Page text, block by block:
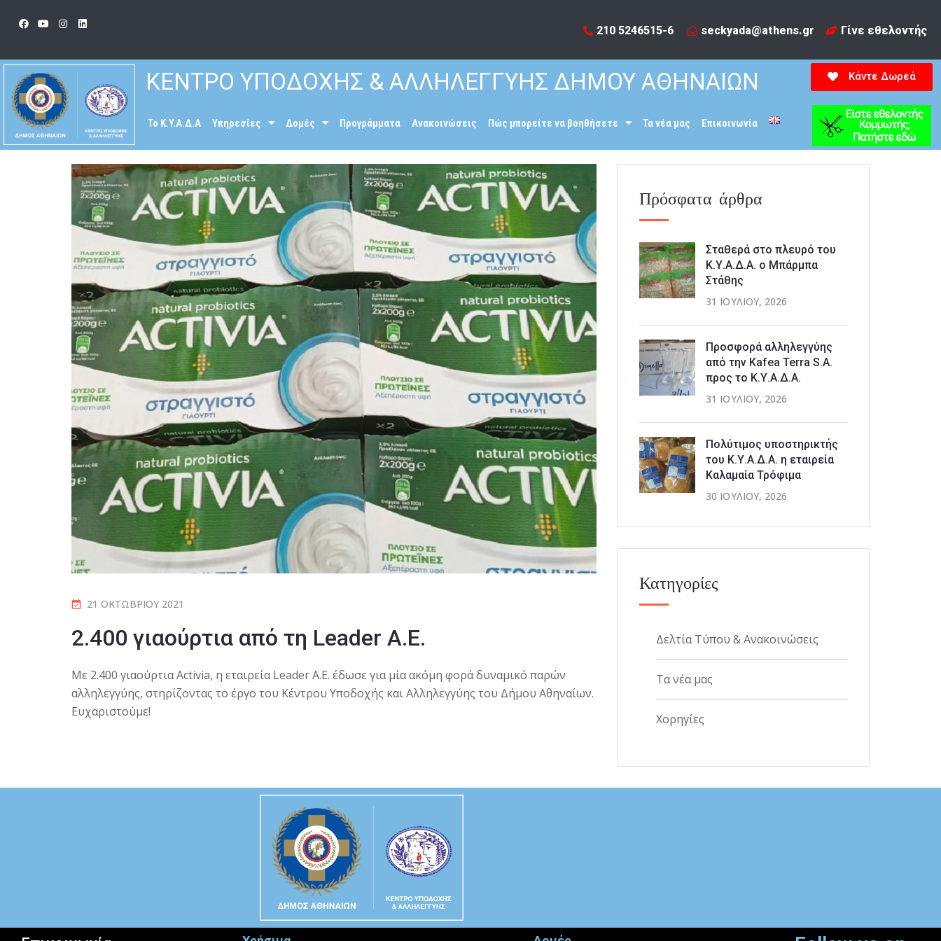
210 5246515-6​ seckyada@athens.gr Γίνε εθελοντής
ΚΕΝΤΡΟ ΥΠΟΔΟΧΗΣ & ΑΛΛΗΛΕΓΓΥΗΣ ΔΗΜΟΥ ΑΘΗΝΑΙΩΝ
To K.Y.A.Δ.Α Υπηρεσίες Δομές Προγράμματα Ανακοινώσεις Πώς μπορείτε να βοηθήσετε Τα νέα μας Επικοινωνία
Κάντε Δωρεά
21 ΟΚΤΩΒΡΊΟΥ 2021
2.400 γιαούρτια από τη Leader A.E.
Με 2.400 γιαούρτια Activia, η εταιρεία Leader A.E. έδωσε για μία ακόμη φορά δυναμικό παρών
αλληλεγγύης, στηρίζοντας το έργο του Κέντρου Υποδοχής και Αλληλεγγύης του Δήμου Αθηναίων.
Ευχαριστούμε!
Πρόσφατα άρθρα
Σταθερά στο πλευρό του
Κ.Υ.Α.Δ.Α. ο Μπάρμπα
Στάθης
31 ΙΟΥΛΊΟΥ, 2026
Προσφορά αλληλεγγύης
από την Kafea Terra S.A.
προς το Κ.Υ.Α.Δ.Α.
31 ΙΟΥΛΊΟΥ, 2026
Πολύτιμος υποστηρικτής
του Κ.Υ.Α.Δ.Α. η εταιρεία
Καλαμαία Τρόφιμα
30 ΙΟΥΛΊΟΥ, 2026
Κατηγορίες
Δελτία Τύπου & Ανακοινώσεις
Τα νέα μας
Χορηγίες